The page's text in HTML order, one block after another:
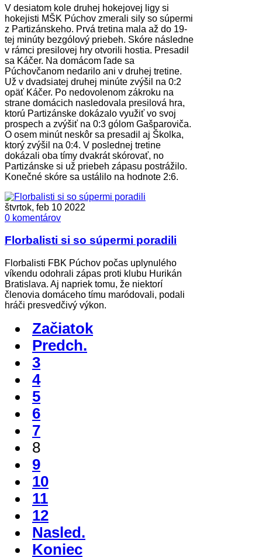
V desiatom kole druhej hokejovej ligy si
hokejisti MŠK Púchov zmerali sily so súpermi
z Partizánskeho. Prvá tretina mala až do 19-
tej minúty bezgólový priebeh. Skóre následne
v rámci presilovej hry otvorili hostia. Presadil
sa Káčer. Na domácom ľade sa
Púchovčanom nedarilo ani v druhej tretine.
Už v dvadsiatej druhej minúte zvýšil na 0:2
opäť Káčer. Po nedovolenom zákroku na
strane domácich nasledovala presilová hra,
ktorú Partizánske dokázalo využiť vo svoj
prospech a zvýšiť na 0:3 gólom Gašparoviča.
O osem minút neskôr sa presadil aj Školka,
ktorý zvýšil na 0:4. V poslednej tretine
dokázali oba tímy dvakrát skórovať, no
Partizánske si už priebeh zápasu postrážilo.
Konečné skóre sa ustálilo na hodnote 2:6.
štvrtok, feb 10 2022
0 komentárov
Florbalisti si so súpermi poradili
Florbalisti FBK Púchov počas uplynulého
víkendu odohrali zápas proti klubu Hurikán
Bratislava. Aj napriek tomu, že niektorí
členovia domáceho tímu maródovali, podali
hráči presvedčivý výkon.
Začiatok
Predch.
3
4
5
6
7
8
9
10
11
12
Nasled.
Koniec